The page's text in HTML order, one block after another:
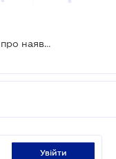
Податкова інформуватиме платників про наявність податкового боргу по телефону
увійти